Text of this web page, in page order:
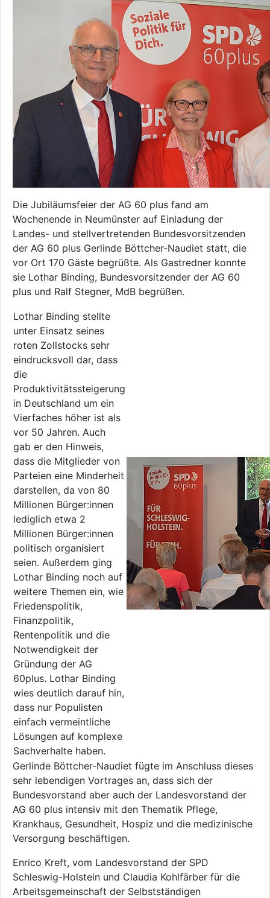
Die Jubiläumsfeier der AG 60 plus fand am
Wochenende in Neumünster auf Einladung der
Landes- und stellvertretenden Bundesvorsitzenden
der AG 60 plus Gerlinde Böttcher-Naudiet statt, die
vor Ort 170 Gäste begrüßte. Als Gastredner konnte
sie Lothar Binding, Bundesvorsitzender der AG 60
plus und Ralf Stegner, MdB begrüßen.
Lothar Binding stellte
unter Einsatz seines
roten Zollstocks sehr
eindrucksvoll dar, dass
die
Produktivitätssteigerung
in Deutschland um ein
Vierfaches höher ist als
vor 50 Jahren. Auch
gab er den Hinweis,
dass die Mitglieder von
Parteien eine Minderheit
darstellen, da von 80
Millionen Bürger:innen
lediglich etwa 2
Millionen Bürger:innen
politisch organisiert
seien. Außerdem ging
Lothar Binding noch auf
weitere Themen ein, wie
Friedenspolitik,
Finanzpolitik,
Rentenpolitik und die
Notwendigkeit der
Gründung der AG
60plus. Lothar Binding
wies deutlich darauf hin,
dass nur Populisten
einfach vermeintliche
Lösungen auf komplexe
Sachverhalte haben.
Gerlinde Böttcher-Naudiet fügte im Anschluss dieses
sehr lebendigen Vortrages an, dass sich der
Bundesvorstand aber auch der Landesvorstand der
AG 60 plus intensiv mit den Thematik Pflege,
Krankhaus, Gesundheit, Hospiz und die medizinische
Versorgung beschäftigen.
Enrico Kreft, vom Landesvorstand der SPD
Schleswig-Holstein und Claudia Kohlfärber für die
Arbeitsgemeinschaft der Selbstständigen